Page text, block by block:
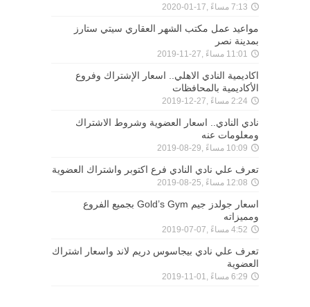
7:13 مساءً ,17-01-2020
مواعيد عمل مكتب الشهر العقاري سيتي ستارز
بمدينة نصر
11:01 مساءً ,27-11-2019
اكاديمية النادي الاهلي.. اسعار الإشتراك وفروع
الأكاديمية بالمحافظات
2:24 مساءً ,27-12-2019
نادي النادي.. اسعار العضوية وشروط الاشتراك
ومعلومات عنه
10:09 مساءً ,29-08-2019
تعرف علي نادي النادي فرع اكتوبر واشتراك العضوية
12:08 مساءً ,25-08-2019
اسعار جولدز جيم Gold’s Gym بجميع الفروع
ومميزاته
4:52 مساءً ,07-07-2019
تعرف علي نادي بيجاسوس دريم لاند واسعار اشتراك
العضوية
6:29 مساءً ,01-11-2019